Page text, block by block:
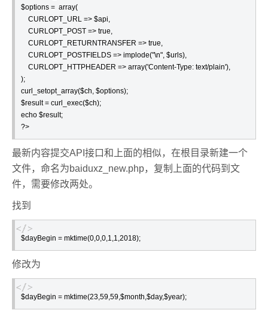
$options =  array(
    CURLOPT_URL => $api,
    CURLOPT_POST => true,
    CURLOPT_RETURNTRANSFER => true,
    CURLOPT_POSTFIELDS => implode("\n", $urls),
    CURLOPT_HTTPHEADER => array('Content-Type: text/plain'),
);
curl_setopt_array($ch, $options);
$result = curl_exec($ch);
echo $result;
最新内容提交API接口和上面的相似，在根目录新建一个
文件，命名为baiduxz_new.php，复制上面的代码到文
件，需要修改两处。
找到
修改为
$dayBegin = mktime(23,59,59,$month,$day,$year);